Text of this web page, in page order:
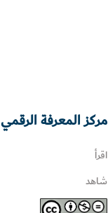
مركز المعرفة الرقمي
اقرأ
شاهد